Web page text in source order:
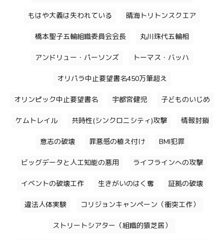
もはや大義は失われている 晴海トリトンスクエア
橋本聖子五輪組織委員会会長 丸川珠代五輪相
アンドリュー・パーソンズ トーマス・バッハ
オリパラ中止要望書名450万筆超え
オリンピック中止要望書名 宇都宮健児 子どものいじめ
ケムトレイル 共時性(シンクロニシティ)攻撃 情報封鎖
意志の破壊 罪悪感の植え付け BMI犯罪
ビッグデータと人工知能の悪用 ライフラインへの攻撃
イベントの破壊工作 生きがいのはく奪 証拠の破壊
違法人体実験 コリジョンキャンペーン（衝突工作）
ストリートシアター（組織的猿芝居）